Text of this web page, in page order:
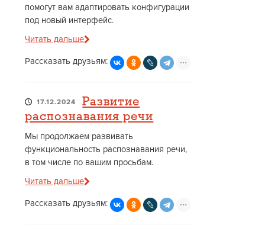
помогут вам адаптировать конфигурации
под новый интерфейс.
Читать дальше
Рассказать друзьям:
17.12.2024
Развитие
распознавания речи
Мы продолжаем развивать
функциональность распознавания речи,
в том числе по вашим просьбам.
Читать дальше
Рассказать друзьям: